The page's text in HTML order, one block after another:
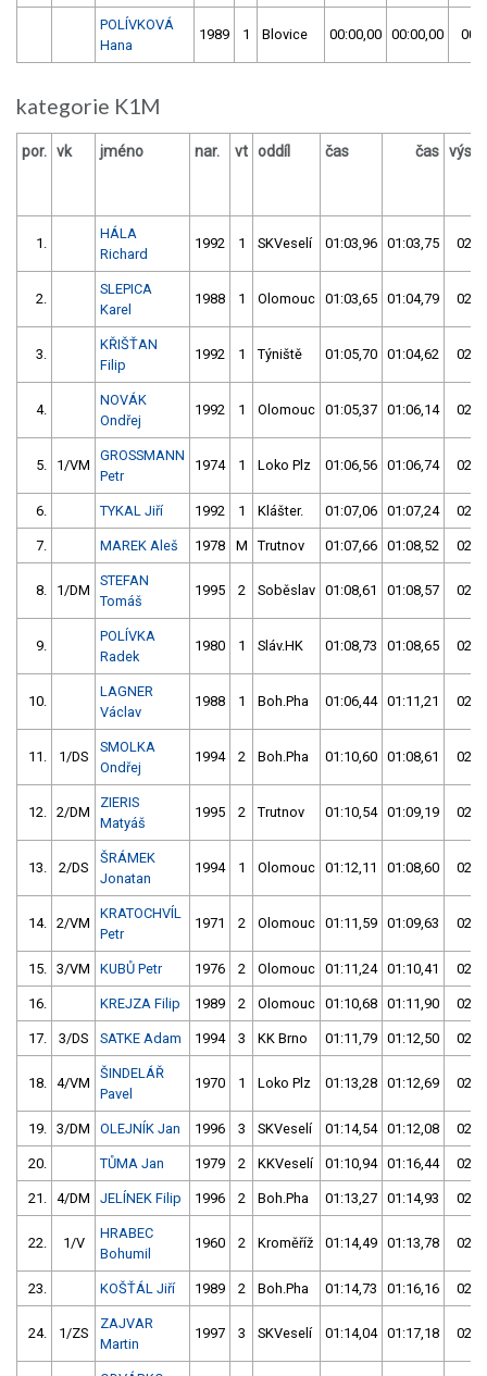
POLÍVKOVÁ
Hana
1989 1 Blovice 00:00,00 00:00,00
kategorie K1M
por. vk jméno nar. vt oddíl čas čas
1.
HÁLA
Richard
1992 1 SKVeselí 01:03,96 01:03,75
2.
SLEPICA
Karel
1988 1 Olomouc 01:03,65 01:04,79
3.
KŘIŠŤAN
Filip
1992 1 Týniště 01:05,70 01:04,62
4.
NOVÁK
Ondřej
1992 1 Olomouc 01:05,37 01:06,14
5. 1/VM
GROSSMANN
Petr
1974 1 Loko Plz 01:06,56 01:06,74
6. TYKAL Jiří 1992 1 Klášter. 01:07,06 01:07,24
7. MAREK Aleš 1978 M Trutnov 01:07,66 01:08,52
8. 1/DM
STEFAN
Tomáš
1995 2 Soběslav 01:08,61 01:08,57
9.
POLÍVKA
Radek
1980 1 Sláv.HK 01:08,73 01:08,65
10.
LAGNER
Václav
1988 1 Boh.Pha 01:06,44 01:11,21
11. 1/DS
SMOLKA
Ondřej
1994 2 Boh.Pha 01:10,60 01:08,61
12. 2/DM
ZIERIS
Matyáš
1995 2 Trutnov 01:10,54 01:09,19
13. 2/DS
ŠRÁMEK
Jonatan
1994 1 Olomouc 01:12,11 01:08,60
14. 2/VM
KRATOCHVÍL
Petr
1971 2 Olomouc 01:11,59 01:09,63
15. 3/VM KUBŮ Petr 1976 2 Olomouc 01:11,24 01:10,41
16. KREJZA Filip 1989 2 Olomouc 01:10,68 01:11,90
17. 3/DS SATKE Adam 1994 3 KK Brno 01:11,79 01:12,50
18. 4/VM
ŠINDELÁŘ
Pavel
1970 1 Loko Plz 01:13,28 01:12,69
19. 3/DM OLEJNÍK Jan 1996 3 SKVeselí 01:14,54 01:12,08
20. TŮMA Jan 1979 2 KKVeselí 01:10,94 01:16,44
21. 4/DM JELÍNEK Filip 1996 2 Boh.Pha 01:13,27 01:14,93
22. 1/V
HRABEC
Bohumil
1960 2 Kroměříž 01:14,49 01:13,78
23. KOŠŤÁL Jiří 1989 2 Boh.Pha 01:14,73 01:16,16
24. 1/ZS
ZAJVAR
Martin
1997 3 SKVeselí 01:14,04 01:17,18